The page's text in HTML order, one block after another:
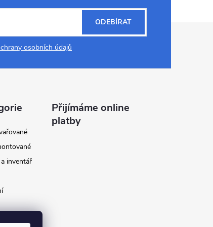
osobních údajů
ODEBÍRAT
inventář
Přijímáme online
platby